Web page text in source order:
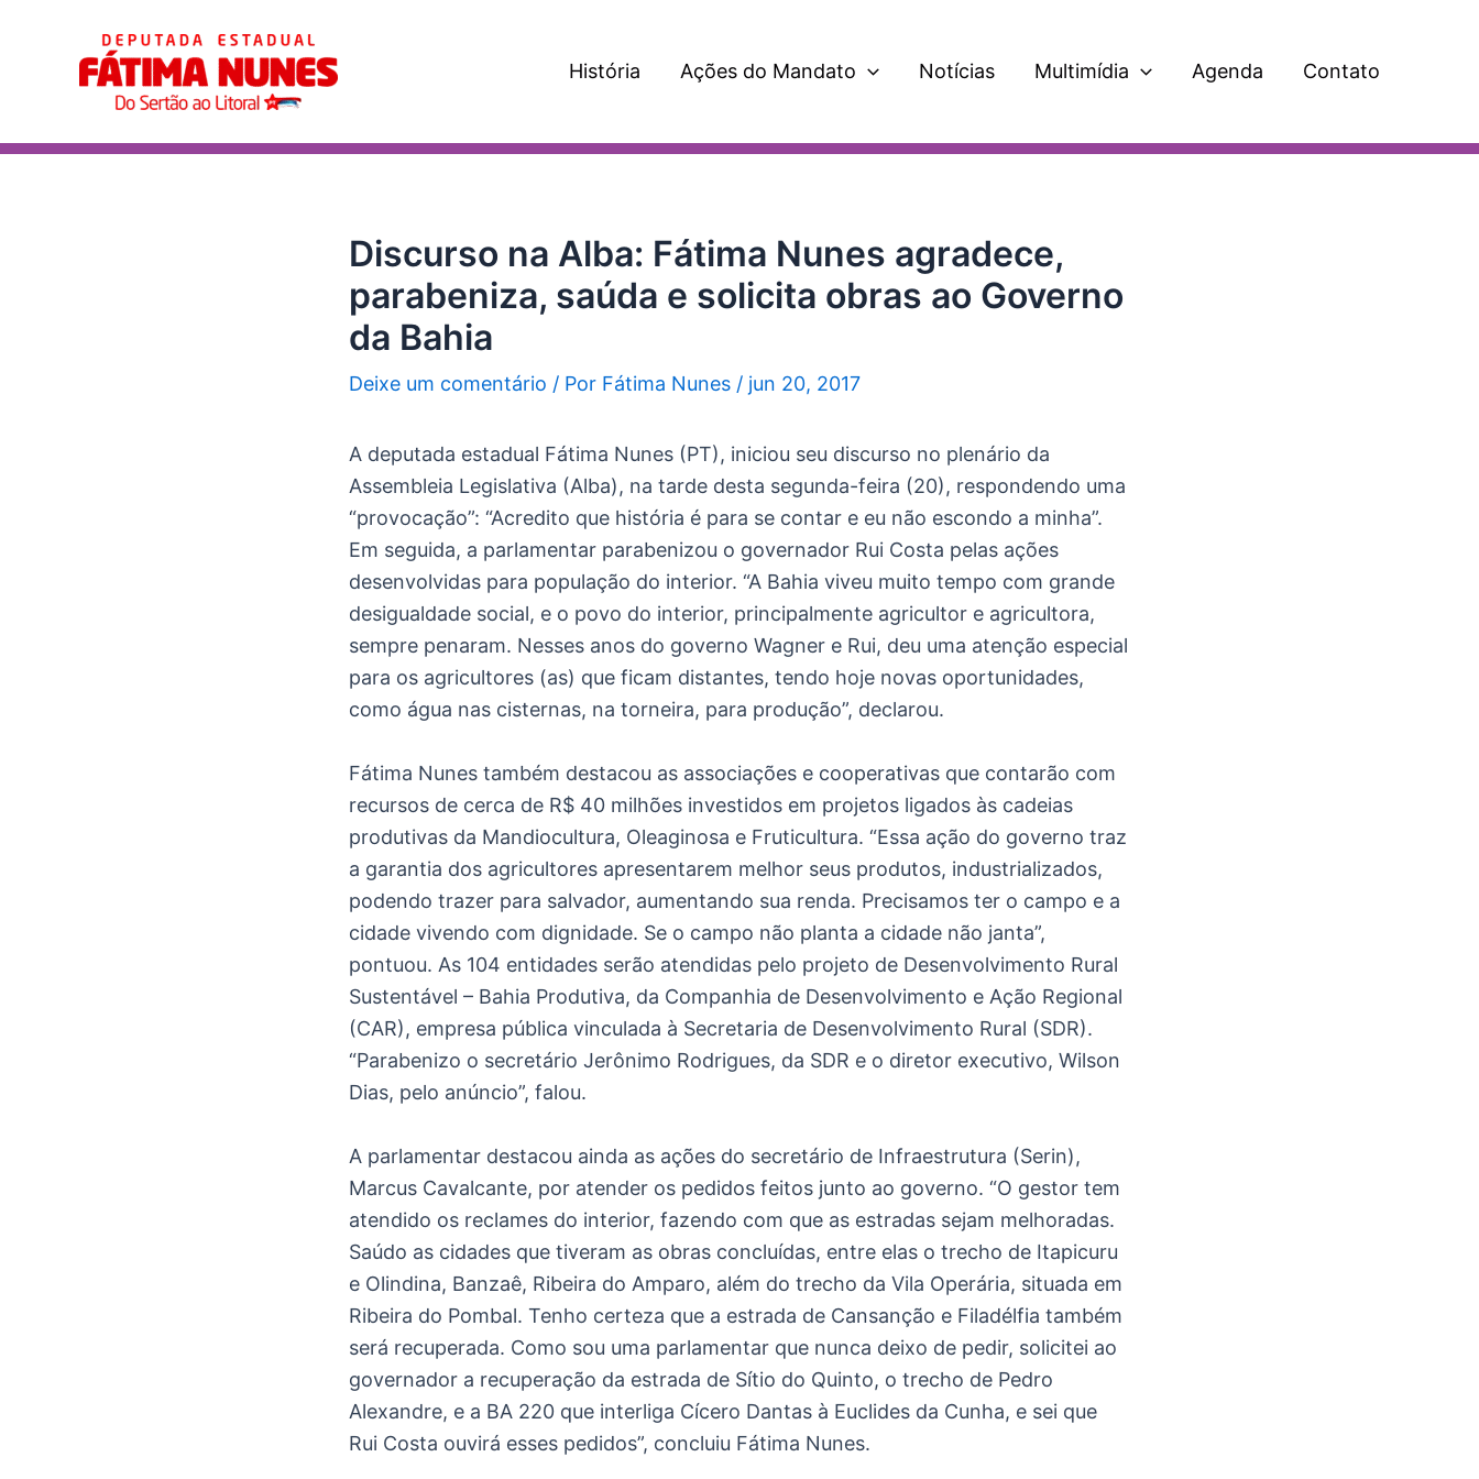
História Ações do Mandato Notícias Multimídia Agenda Contato
Discurso na Alba: Fátima Nunes agradece,
parabeniza, saúda e solicita obras ao Governo
da Bahia
Deixe um comentário / Por Fátima Nunes / jun 20, 2017
A deputada estadual Fátima Nunes (PT), iniciou seu discurso no plenário da
Assembleia Legislativa (Alba), na tarde desta segunda-feira (20), respondendo uma
“provocação”: “Acredito que história é para se contar e eu não escondo a minha”.
Em seguida, a parlamentar parabenizou o governador Rui Costa pelas ações
desenvolvidas para população do interior. “A Bahia viveu muito tempo com grande
desigualdade social, e o povo do interior, principalmente agricultor e agricultora,
sempre penaram. Nesses anos do governo Wagner e Rui, deu uma atenção especial
para os agricultores (as) que ficam distantes, tendo hoje novas oportunidades,
como água nas cisternas, na torneira, para produção”, declarou.
Fátima Nunes também destacou as associações e cooperativas que contarão com
recursos de cerca de R$ 40 milhões investidos em projetos ligados às cadeias
produtivas da Mandiocultura, Oleaginosa e Fruticultura. “Essa ação do governo traz
a garantia dos agricultores apresentarem melhor seus produtos, industrializados,
podendo trazer para salvador, aumentando sua renda. Precisamos ter o campo e a
cidade vivendo com dignidade. Se o campo não planta a cidade não janta”,
pontuou. As 104 entidades serão atendidas pelo projeto de Desenvolvimento Rural
Sustentável – Bahia Produtiva, da Companhia de Desenvolvimento e Ação Regional
(CAR), empresa pública vinculada à Secretaria de Desenvolvimento Rural (SDR).
“Parabenizo o secretário Jerônimo Rodrigues, da SDR e o diretor executivo, Wilson
Dias, pelo anúncio”, falou.
A parlamentar destacou ainda as ações do secretário de Infraestrutura (Serin),
Marcus Cavalcante, por atender os pedidos feitos junto ao governo. “O gestor tem
atendido os reclames do interior, fazendo com que as estradas sejam melhoradas.
Saúdo as cidades que tiveram as obras concluídas, entre elas o trecho de Itapicuru
e Olindina, Banzaê, Ribeira do Amparo, além do trecho da Vila Operária, situada em
Ribeira do Pombal. Tenho certeza que a estrada de Cansanção e Filadélfia também
será recuperada. Como sou uma parlamentar que nunca deixo de pedir, solicitei ao
governador a recuperação da estrada de Sítio do Quinto, o trecho de Pedro
Alexandre, e a BA 220 que interliga Cícero Dantas à Euclides da Cunha, e sei que
Rui Costa ouvirá esses pedidos”, concluiu Fátima Nunes.